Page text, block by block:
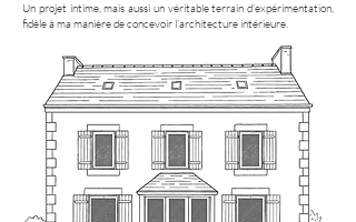
Un projet intime, mais aussi un véritable terrain d’expérimentation,
fidèle à ma manière de concevoir l’architecture intérieure.